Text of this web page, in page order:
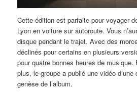
Cette édition est parfaite pour voyager
Lyon en voiture sur autoroute. Vous
disque pendant le trajet. Avec des
déclinés pour certains en plusieurs
pour quatre bonnes heures de
plus, le groupe a publié une vidéo
genèse de l’album.